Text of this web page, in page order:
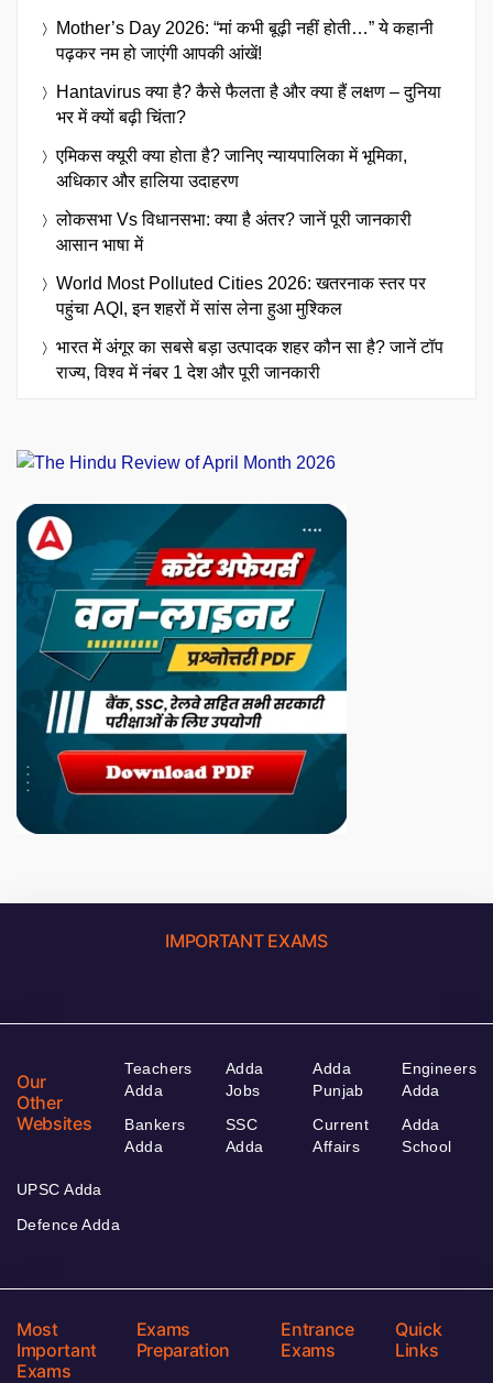
Mother’s Day 2026: “मां कभी बूढ़ी नहीं होती…” ये कहानी
पढ़कर नम हो जाएंगी आपकी आंखें!
Hantavirus क्या है? कैसे फैलता है और क्या हैं लक्षण – दुनिया
भर में क्यों बढ़ी चिंता?
एमिकस क्यूरी क्या होता है? जानिए न्यायपालिका में भूमिका,
अधिकार और हालिया उदाहरण
लोकसभा Vs विधानसभा: क्या है अंतर? जानें पूरी जानकारी
आसान भाषा में
World Most Polluted Cities 2026: खतरनाक स्तर पर
पहुंचा AQI, इन शहरों में सांस लेना हुआ मुश्किल
भारत में अंगूर का सबसे बड़ा उत्पादक शहर कौन सा है? जानें टॉप
राज्य, विश्व में नंबर 1 देश और पूरी जानकारी
IMPORTANT EXAMS
Our
Other
Websites
Teachers
Adda
Bankers
Adda
Adda
Jobs
SSC
Adda
Adda
Punjab
Current
Affairs
Engineers
Adda
Adda
School
UPSC Adda
Defence Adda
Most
Important
Exams
Exams
Preparation
Entrance
Exams
Quick
Links